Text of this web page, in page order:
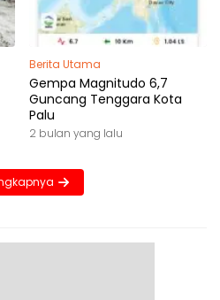
Berita Utama
Gempa Magnitudo 6,7
Guncang Tenggara Kota
Palu
2 bulan yang lalu